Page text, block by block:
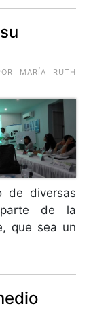
MARÍA RUTH
de diversas
de la
que sea un